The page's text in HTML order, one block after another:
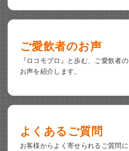
ご愛飲者のお声
『ロコモプロ』と歩む、
ご愛飲者の
お声を紹介します。
よくあるご質問
お客様からよく寄せられる ご質問に